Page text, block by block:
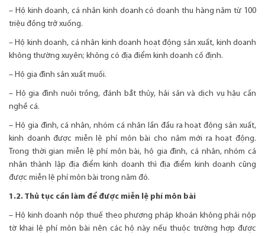
– Hộ kinh doanh, cá nhân kinh doanh có doanh thu hàng năm từ 100
triệu đồng trở xuống.
– Hộ kinh doanh, cá nhân kinh doanh hoạt động sản xuất, kinh doanh
không thường xuyên; không có địa điểm kinh doanh cố định.
– Hộ gia đình sản xuất muối.
– Hộ gia đình nuôi trồng, đánh bắt thủy, hải sản và dịch vụ hậu cần
nghề cá.
– Hộ gia đình, cá nhân, nhóm cá nhân lần đầu ra hoạt động sản xuất,
kinh doanh được miễn lệ phí môn bài cho năm mới ra hoạt động.
Trong thời gian miễn lệ phí môn bài, hộ gia đình, cá nhân, nhóm cá
nhân thành lập địa điểm kinh doanh thì địa điểm kinh doanh cũng
được miễn lệ phí môn bài trong năm đó.
1.2. Thủ tục cần làm để được miễn lệ phí môn bài
– Hộ kinh doanh nộp thuế theo phương pháp khoán không phải nộp
tờ khai lệ phí môn bài nên các hộ này nếu thuộc trường hợp được